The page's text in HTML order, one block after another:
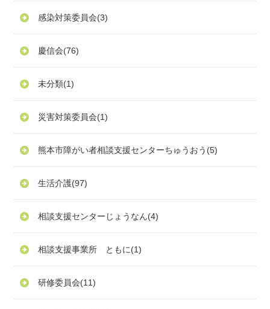
感染対策委員会(3)
慶信会(76)
未分類(1)
災害対策委員会(1)
熊本市障がい者相談支援センターちゅうおう (5)
生活介護(97)
相談支援センターじょうなん(4)
相談支援事業所 ともに(1)
研修委員会(11)